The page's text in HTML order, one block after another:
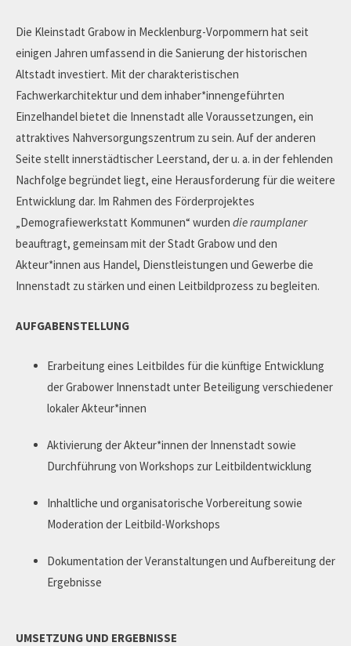
Die Kleinstadt Grabow in Mecklenburg-Vorpommern hat seit
einigen Jahren umfassend in die Sanierung der historischen
Altstadt investiert. Mit der charakteristischen
Fachwerkarchitektur und dem inhaber*innengeführten
Einzelhandel bietet die Innenstadt alle Voraussetzungen, ein
attraktives Nahversorgungszentrum zu sein. Auf der anderen
Seite stellt innerstädtischer Leerstand, der u. a. in der fehlenden
Nachfolge begründet liegt, eine Herausforderung für die weitere
Entwicklung dar. Im Rahmen des Förderprojektes
„Demografiewerkstatt Kommunen“ wurden die raumplaner
beauftragt, gemeinsam mit der Stadt Grabow und den
Akteur*innen aus Handel, Dienstleistungen und Gewerbe die
Innenstadt zu stärken und einen Leitbildprozess zu begleiten.
AUFGABENSTELLUNG
Erarbeitung eines Leitbildes für die künftige Entwicklung
der Grabower Innenstadt unter Beteiligung verschiedener
lokaler Akteur*innen
Aktivierung der Akteur*innen der Innenstadt sowie
Durchführung von Workshops zur Leitbildentwicklung
Inhaltliche und organisatorische Vorbereitung sowie
Moderation der Leitbild-Workshops
Dokumentation der Veranstaltungen und Aufbereitung der
Ergebnisse
UMSETZUNG UND ERGEBNISSE